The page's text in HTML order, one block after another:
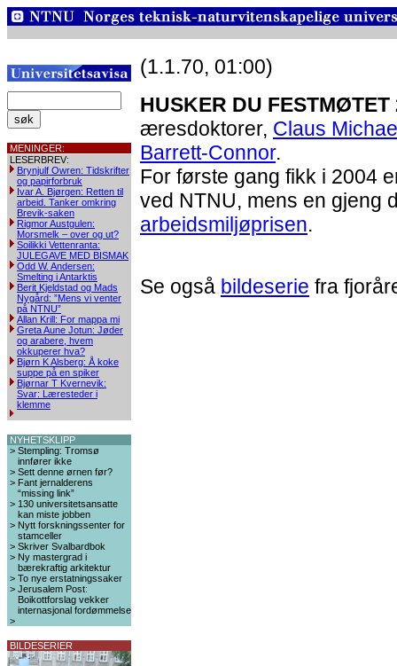
MENINGER:
LESERBREV:
Brynjulf Owren: Tidskrifter
og papirforbruk
Ivar A. Bjørgen: Retten til
arbeid. Tanker omkring
Brevik-saken
Rigmor Austgulen:
Morsmelk – over og ut?
Soilikki Vettenranta:
JULEGAVE MED BISMAK
Odd W. Andersen:
Smelting i Antarktis
Berit Kjeldstad og Mads
Nygård: ”Mens vi venter
på NTNU”
Allan Krill: For mappa mi
Greta Aune Jotun: Jøder
og arabere, hvem
okkuperer hva?
Bjørn K Alsberg: Å koke
suppe på en spiker
Bjørnar T Kvernevik:
Svar: Læresteder i
klemme
NYHETSKLIPP
> Stempling: Tromsø
innfører ikke
> Sett denne ørnen før?
> Fant jernalderens
“missing link”
> 130 universitetsansatte
kan miste jobben
> Nytt forskningssenter for
stamceller
> Skriver Svalbardbok
> Ny mastergrad i
bærekraftig arkitektur
> To nye erstatningssaker
> Jerusalem Post:
Boikottforslag vekker
internasjonal fordømmelse
>
BILDESERIER
(1.1.70, 01:00)
HUSKER DU FESTMØTET
æresdoktorer, Claus
Barrett-Connor.
For første gang fikk i 2004
ved NTNU, mens en gjeng
arbeidsmiljøprisen.
Se også bildeserie fra